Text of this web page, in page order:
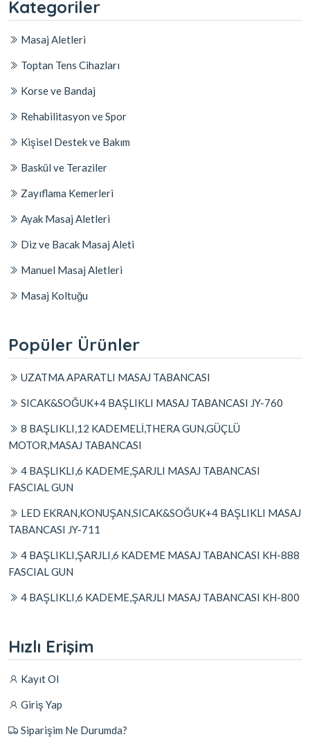
Kategoriler
Masaj Aletleri
Toptan Tens Cihazları
Korse ve Bandaj
Rehabilitasyon ve Spor
Kişisel Destek ve Bakım
Baskül ve Teraziler
Zayıflama Kemerleri
Ayak Masaj Aletleri
Diz ve Bacak Masaj Aleti
Manuel Masaj Aletleri
Masaj Koltuğu
Popüler Ürünler
UZATMA APARATLI MASAJ TABANCASI
SICAK&SOĞUK+4 BAŞLIKLI MASAJ TABANCASI JY-760
8 BAŞLIKLI,12 KADEMELİ,THERA GUN,GÜÇLÜ
MOTOR,MASAJ TABANCASI
4 BAŞLIKLI,6 KADEME,ŞARJLI MASAJ TABANCASI
FASCIAL GUN
LED EKRAN,KONUŞAN,SICAK&SOĞUK+4 BAŞLIKLI MASAJ
TABANCASI JY-711
4 BAŞLIKLI,ŞARJLI,6 KADEME MASAJ TABANCASI KH-888
FASCIAL GUN
4 BAŞLIKLI,6 KADEME,ŞARJLI MASAJ TABANCASI KH-800
Hızlı Erişim
Kayıt Ol
Giriş Yap
Siparişim Ne Durumda?